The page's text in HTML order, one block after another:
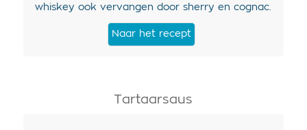
whiskey ook vervangen door sherry en cognac.
Naar het recept
Tartaarsaus